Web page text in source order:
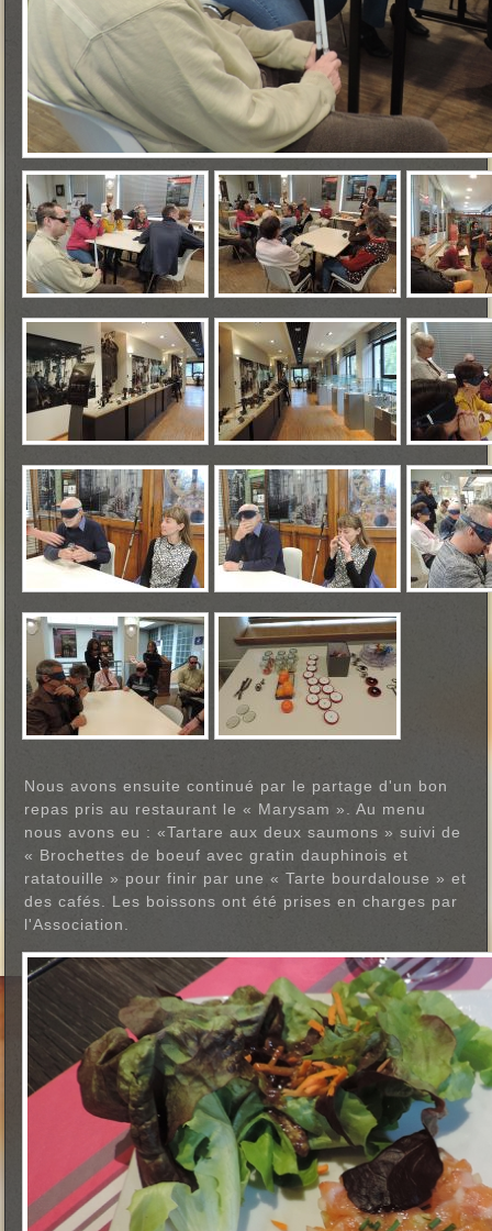
Nous avons ensuite continué par le partage d'un bon
repas pris au restaurant le « Marysam ». Au menu
nous avons eu : «Tartare aux deux saumons » suivi de
« Brochettes de boeuf avec gratin dauphinois et
ratatouille » pour finir par une « Tarte bourdalouse » et
des cafés. Les boissons ont été prises en charges par
l'Association.